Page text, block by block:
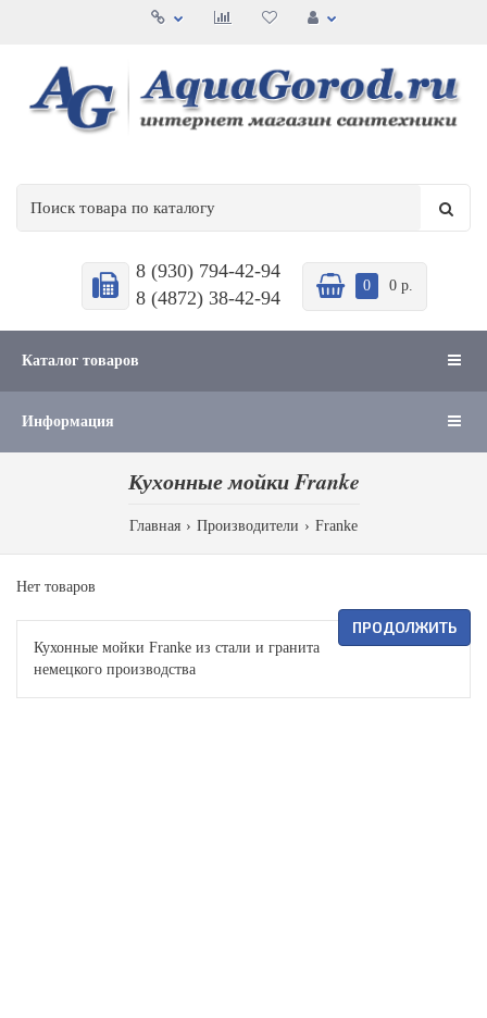
8 (930) 794-42-94
8 (4872) 38-42-94
0 0 р.
Каталог товаров
Информация
Кухонные мойки Franke
Главная Производители Franke
Нет товаров
ПРОДОЛЖИТЬ
Кухонные мойки Franke из стали и гранита
немецкого производства